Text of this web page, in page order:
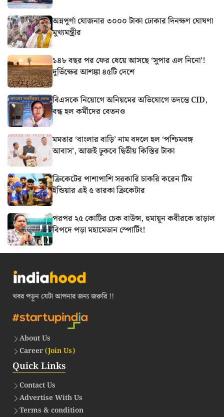
অন্নপূর্ণা যোজনার ৩০০০ টাকা ঢোকার দিনক্ষণ ঘোষণা
মুখ্যমন্ত্রীর
১৪৮ বছর পর ফের ধেয়ে আসছে ‘সুপার এল নিনো’!
দুর্ভিক্ষের আশঙ্কা ৪৫টি দেশে
বিএসকে নিয়োগে অনিয়মের অভিযোগে তদন্তে CID,
বন্ধ হল কর্মীদের বেতনও
মমতার ‘বাংলার বাড়ি’ নাম বদলে হল ‘পশ্চিমবঙ্গ
আবাস’, আজই ঢুকবে দ্বিতীয় কিস্তির টাকা
ক্রিকেটের পাশাপাশি সরকারি চাকরি করেন টিম
ইন্ডিয়ার এই ৫ তারকা ক্রিকেটার
পরপর ২৫ কোটির চেক বাউন্স, হুমায়ূন কবীরকে তাড়াল
বিপদে পড়া মহামেডান স্পোর্টিং!
খবর পড়ুন যেটা আপনার জন্য জরুরি !!
About Us
Career(Join Us)
Quick Links
Contact Us
Advertise With Us
Terms & condition